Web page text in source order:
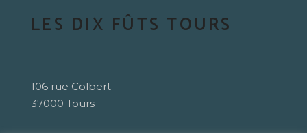
LES DIX FÛTS TOURS
106 rue Colbert
37000 Tours